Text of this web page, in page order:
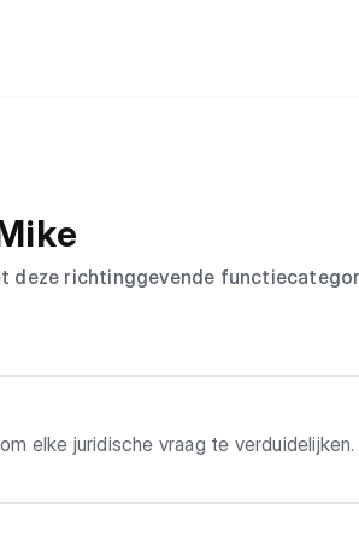
deze richtinggevende
te beantwoorden,
een gesprek met een juridisch